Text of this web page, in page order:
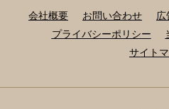
会社概要 お問い合わせ 広
プライバシーポリシー
サイト